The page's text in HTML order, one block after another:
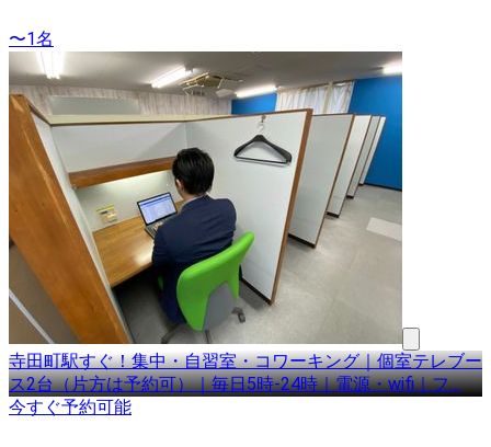
〜1名
寺田町駅すぐ！集中・自習室・コワーキング｜個室テレブー
ス2台（片方は予約可）｜毎日5時-24時｜電源・wifi｜フ…
今すぐ予約可能